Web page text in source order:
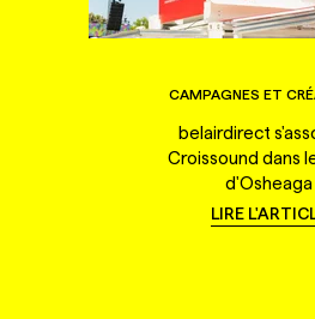
CAMPAGNES ET
belairdirect
Croissound dans
d'Osheaga
LIRE